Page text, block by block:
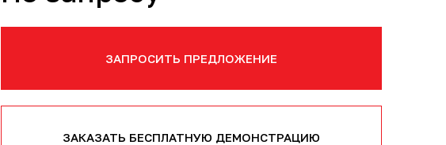
ЗАПРОСИТЬ ПРЕДЛОЖЕНИЕ
ЗАКАЗАТЬ БЕСПЛАТНУЮ ДЕМОНСТРАЦИЮ